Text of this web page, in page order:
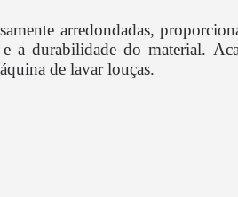
arredondadas,
e a durabilidade do material.
de lavar louças.